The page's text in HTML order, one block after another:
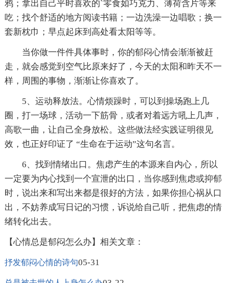
鸦；拿出自己平时喜欢的`零食如巧克力、薄荷含片等来
吃；找个舒适的地方阅读书籍；一边洗澡一边唱歌；换一
套新枕巾；早点起床到高处看太阳等等。
当你做一件件具体事时，你的郁闷心情会渐渐被赶
走，就会感觉到空气比原来好了，今天的太阳和昨天不一
样，周围的事物，渐渐让你喜欢了。
5、运动释放法。心情烦躁时，可以到操场跑上几
圈，打一场球，活动一下筋骨，或者对着远方吼上几声，
高歌一曲，让自己全身放松。这些做法经实践证明很见
效，也正好印证了 “生命在于运动”这句名言。
6、找到情绪出口。焦虑产生的本源来自内心，所以
一定要为内心找到一个宣泄的出口，当你感到焦虑或抑郁
时，说出来和写出来都是很好的方法，如果你担心祸从口
出，不妨养成写日记的习惯，诉说给自己听，把焦虑的情
绪转化出去。
【心情总是郁闷怎么办】相关文章：
抒发郁闷心情的诗句05-31